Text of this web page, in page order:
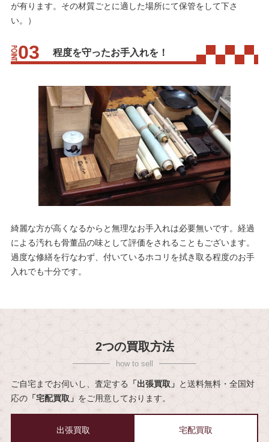
が有ります。その材質ごとに適した場所にて保管をして下さ
い。）
程度を守ったお手入れを！
綺麗な方が高くなるからと無理なお手入れは必要無いです。経過
による汚れも骨董品の味として評価をされることもございます。
過度な修繕を行なわず、付いているホコリを拭き取る程度のお手
入れでも十分です。
2つの買取方法
ご自宅までお伺いし、査定する 「出張買取」 と送料無料・全国対
応の「宅配買取」 をご用意しております。
出張買取 宅配買取